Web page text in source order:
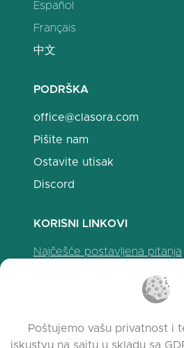
Español
Français
中文
PODRŠKA
office@clasora.com
Pišite nam
Ostavite utisak
Discord
KORISNI LINKOVI
Najčešće postavljena pitanja
Politika upotrebe kolačića
Napomene o izdanju
Poštujemo vašu privatnost i
iskustvu na sajtu u skladu sa